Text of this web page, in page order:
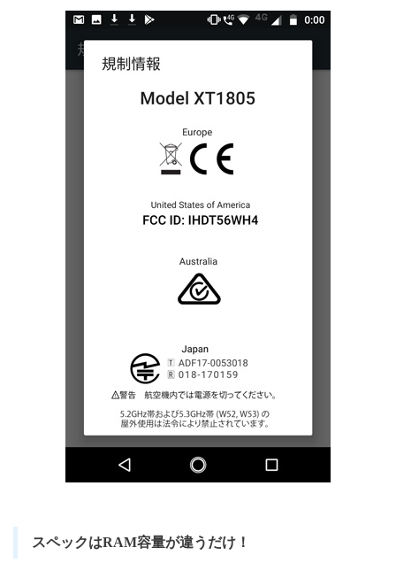
スペックはRAM容量が違うだけ！